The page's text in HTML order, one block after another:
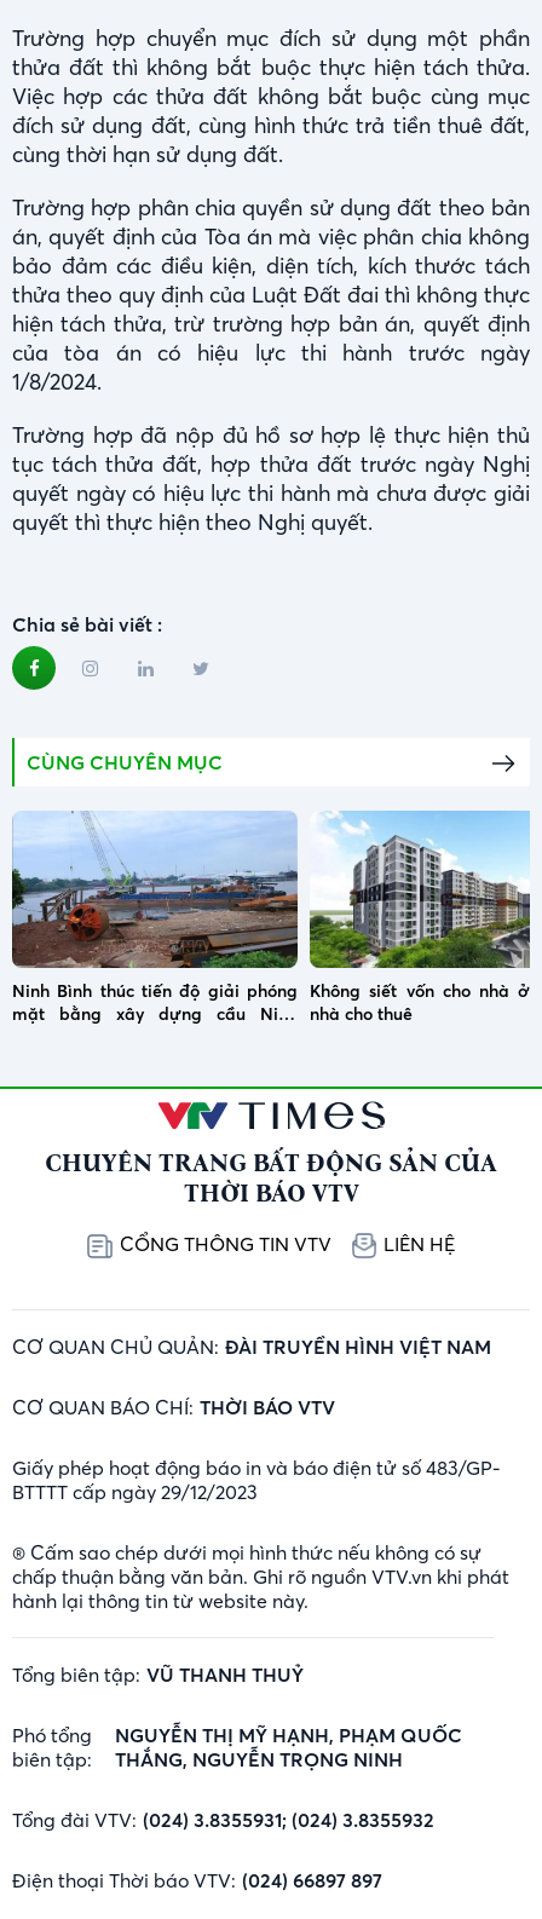
Trường hợp chuyển mục đích sử dụng một phần
thửa đất thì không bắt buộc thực hiện tách thửa.
Việc hợp các thửa đất không bắt buộc cùng mục
đích sử dụng đất, cùng hình thức trả tiền thuê đất,
cùng thời hạn sử dụng đất.
Trường hợp phân chia quyền sử dụng đất theo bản
án, quyết định của Tòa án mà việc phân chia không
bảo đảm các điều kiện, diện tích, kích thước tách
thửa theo quy định của Luật Đất đai thì không thực
hiện tách thửa, trừ trường hợp bản án, quyết định
của tòa án có hiệu lực thi hành trước ngày
1/8/2024.
Trường hợp đã nộp đủ hồ sơ hợp lệ thực hiện thủ
tục tách thửa đất, hợp thửa đất trước ngày Nghị
quyết ngày có hiệu lực thi hành mà chưa được giải
quyết thì thực hiện theo Nghị quyết.
Chia sẻ bài viết :
CÙNG CHUYÊN MỤC
Ninh Bình thúc tiến độ giải phóng
mặt bằng xây dựng cầu Ninh
Không siết vốn cho nhà ở
nhà cho thuê
CHUYÊN TRANG BẤT ĐỘNG SẢN CỦA
THỜI BÁO VTV
CỔNG THÔNG TIN VTV LIÊN HỆ
CƠ QUAN CHỦ QUẢN: ĐÀI TRUYỀN HÌNH VIỆT NAM
CƠ QUAN BÁO CHÍ: THỜI BÁO VTV
Giấy phép hoạt động báo in và báo điện tử số 483/GP-
BTTTT cấp ngày 29/12/2023
® Cấm sao chép dưới mọi hình thức nếu không có sự
chấp thuận bằng văn bản. Ghi rõ nguồn VTV.vn khi phát
hành lại thông tin từ website này.
Tổng biên tập: VŨ THANH THUỶ
Phó tổng
biên tập:
NGUYỄN THỊ MỸ HẠNH, PHẠM QUỐC
THẮNG, NGUYỄN TRỌNG NINH
Tổng đài VTV: (024) 3.8355931; (024) 3.8355932
Điện thoại Thời báo VTV: (024) 66897 897